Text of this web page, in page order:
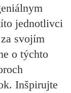
jednotlivci
svojím
o týchto
Inšpirujte